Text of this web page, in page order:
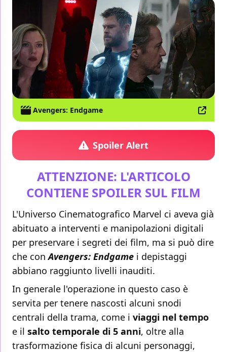
Avengers: Endgame
Spoiler Alert
ATTENZIONE: L'ARTICOLO
CONTIENE SPOILER SUL FILM
L'Universo Cinematografico Marvel ci aveva già
abituato a interventi e manipolazioni digitali
per preservare i segreti dei film, ma si può dire
che conAvengers: Endgame i depistaggi
abbiano raggiunto livelli inauditi.
In generale l'operazione in questo caso è
servita per tenere nascosti alcuni snodi
centrali della trama, come i viaggi nel tempo
e il salto temporale di 5 anni, oltre alla
trasformazione fisica di alcuni personaggi,